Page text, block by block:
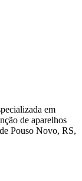
em
de aparelhos
Pouso Novo, RS,